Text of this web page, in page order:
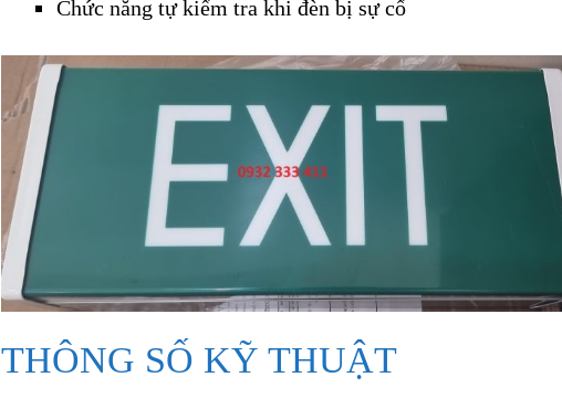
Chức năng tự kiểm tra khi đèn bị sự cố
THÔNG SỐ KỸ THUẬT